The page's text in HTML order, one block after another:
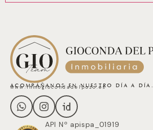
ACOMPÁÑANOS EN NUESTRO DÍA A DÍA.
www.inmogiocondadelpozo.es
API Nº apispa_01919